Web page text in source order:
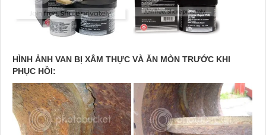
HÌNH ẢNH VAN BỊ XÂM THỰC VÀ ĂN MÒN TRƯỚC KHI
PHỤC HỒI: